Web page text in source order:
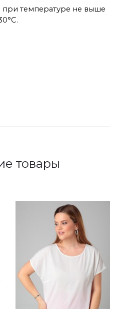
при температуре не выше
товары
Выбрать